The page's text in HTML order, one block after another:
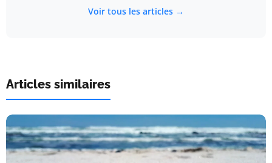
Voir tous les articles →
Articles similaires